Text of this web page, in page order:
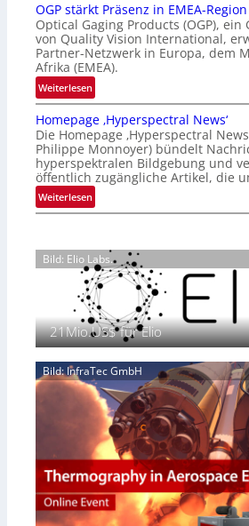
t
i
o
n
l
V
i
s
i
o
n
g
h
t
2
0
2
l
a
n
d
o
b
e
t
e
i
i
g
s
i
c
h
a
n
S
e
r
e
t
s
S
e
OGP stärkt Präsenz in EMEA-Region
Optical Gaging Products (OGP), ein
von Quality Vision International,
Partner-Netzwerk in Europa, dem
Afrika (EMEA).
Weiterlesen:
O
G
P
s
t
ä
r
P
r
ä
s
e
n
i
n
E
E
A
-
R
e
Homepage ‚Hyperspectral News‘
Die Homepage ‚Hyperspectral
Philippe Monnoyer) bündelt
hyperspektralen Bildgebung und
öffentlich zugängliche Artikel, die
Weiterlesen:
H
m
e
p
a
g
e
‚
H
y
p
s
p
e
c
Bild: Elio Labs.
21Mio.US$ für Elio
Bild: InfraTec GmbH